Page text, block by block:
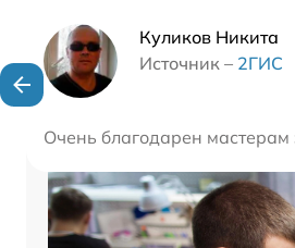
Куликов Никита
Источник – 2ГИС
Очень благодарен
Наши